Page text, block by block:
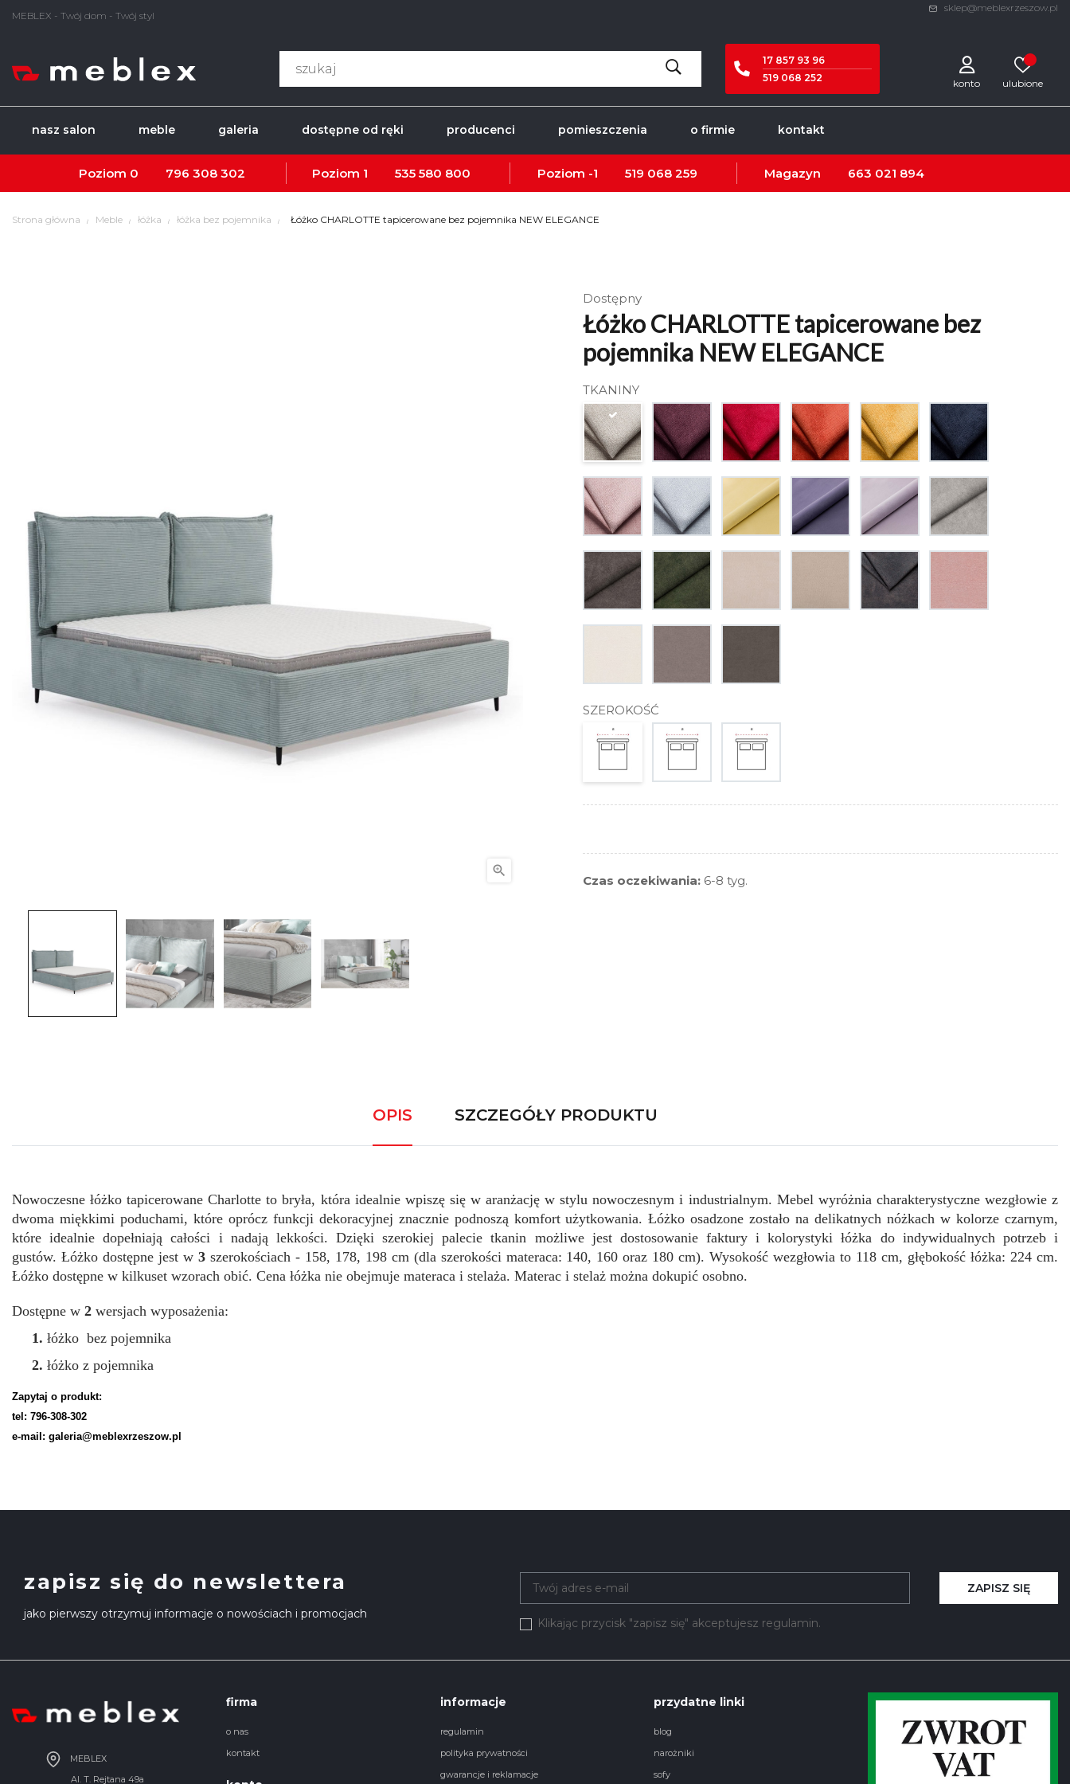
MEBLEX - Twój dom - Twój styl
sklep@meblexrzeszow.pl
17 857 93 96
519 068 252
konto
nasz salon meble galeria dostępne od ręki producenci pomieszczenia o firmie kontakt
Poziom 0 796 308 302 Poziom 1 535 580 800 Poziom -1 519 068 259 Magazyn 663 021 894
Strona główna Meble łóżka łóżka bez pojemnika Łóżko CHARLOTTE tapicerowane bez pojemnika NEW ELEGANCE

Dostępny
Łóżko CHARLOTTE tapicerowane bez
pojemnika NEW ELEGANCE
TKANINY
SZEROKOŚĆ
Czas oczekiwania: 6-8 tyg.
OPIS SZCZEGÓŁY PRODUKTU
Nowoczesne łóżko tapicerowane Charlotte to bryła, która idealnie wpiszę się w aranżację w stylu nowoczesnym i industrialnym. Mebel wyróżnia charakterystyczne wezgłowie z
dwoma miękkimi poduchami, które oprócz funkcji dekoracyjnej znacznie podnoszą komfort użytkowania. Łóżko osadzone zostało na delikatnych nóżkach w kolorze czarnym,
które idealnie dopełniają całości i nadają lekkości. Dzięki szerokiej palecie tkanin możliwe jest dostosowanie faktury i kolorystyki łóżka do indywidualnych potrzeb i
gustów. Łóżko dostępne jest w 3szerokościach - 158, 178, 198 cm (dla szerokości materaca: 140, 160 oraz 180 cm). Wysokość wezgłowia to 118 cm, głębokość łóżka: 224 cm.
Łóżko dostępne w kilkuset wzorach obić. Cena łóżka nie obejmuje materaca i stelaża. Materac i stelaż można dokupić osobno.
Dostępne w 2 wersjach wyposażenia:
1. łóżko bez pojemnika
2. łóżko z pojemnika
Zapytaj o produkt:
tel: 796-308-302
e-mail: galeria@meblexrzeszow.pl
zapisz się do newslettera
jako pierwszy otrzymuj informacje o nowościach i promocjach
Klikając przycisk "zapisz się" akceptujesz regulamin.
ZAPISZ SIĘ
MEBLEX
Al. T. Rejtana 49a
firma
o nas
kontakt
informacje
regulamin
polityka prywatności
gwarancje i reklamacje
przydatne linki
blog
narożniki
sofy